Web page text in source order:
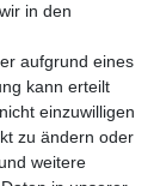
in den
aufgrund eines
kann erteilt
einzuwilligen
zu ändern oder
und weitere